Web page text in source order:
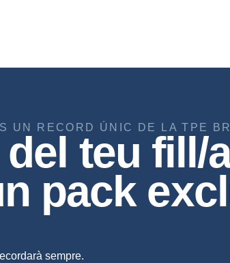
UN RECORD ÚNIC DE LA TPE
teu fill/
pack
sempre.